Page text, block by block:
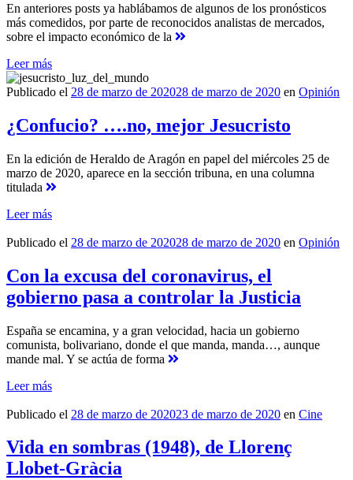
En anteriores posts ya hablábamos de algunos de los pronósticos
más comedidos, por parte de reconocidos analistas de mercados,
sobre el impacto económico de la
Leer más
Publicado el 28 de marzo de 202028 de marzo de 2020 en Opinión
¿Confucio? ….no, mejor Jesucristo
En la edición de Heraldo de Aragón en papel del miércoles 25 de
marzo de 2020, aparece en la sección tribuna, en una columna
titulada
Leer más
Publicado el 28 de marzo de 202028 de marzo de 2020 en Opinión
Con la excusa del coronavirus, el
gobierno pasa a controlar la Justicia
España se encamina, y a gran velocidad, hacia un gobierno
comunista, bolivariano, donde el que manda, manda…, aunque
mande mal. Y se actúa de forma
Leer más
Publicado el 28 de marzo de 202023 de marzo de 2020 en Cine
Vida en sombras (1948), de Llorenç
Llobet-Gràcia